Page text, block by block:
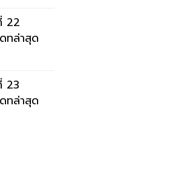
22
ทล่าสุด
23
ทล่าสุด